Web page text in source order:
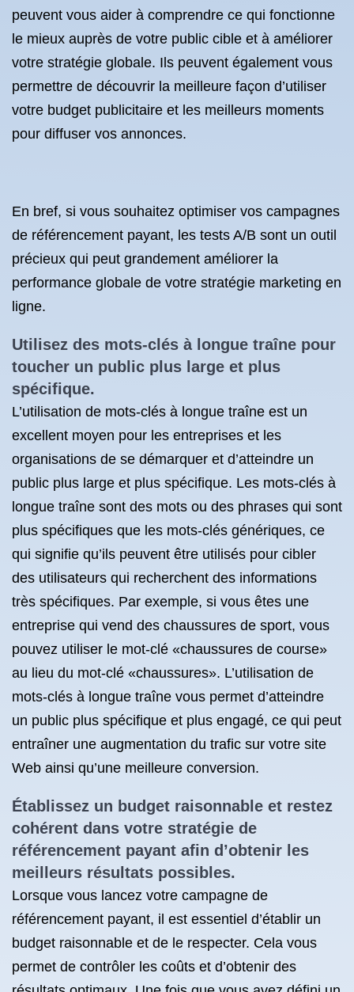
peuvent vous aider à comprendre ce qui fonctionne
le mieux auprès de votre public cible et à améliorer
votre stratégie globale. Ils peuvent également vous
permettre de découvrir la meilleure façon d’utiliser
votre budget publicitaire et les meilleurs moments
pour diffuser vos annonces.
En bref, si vous souhaitez optimiser vos campagnes
de référencement payant, les tests A/B sont un outil
précieux qui peut grandement améliorer la
performance globale de votre stratégie marketing en
ligne.
Utilisez des mots-clés à longue traîne pour
toucher un public plus large et plus
spécifique.
L’utilisation de mots-clés à longue traîne est un
excellent moyen pour les entreprises et les
organisations de se démarquer et d’atteindre un
public plus large et plus spécifique. Les mots-clés à
longue traîne sont des mots ou des phrases qui sont
plus spécifiques que les mots-clés génériques, ce
qui signifie qu’ils peuvent être utilisés pour cibler
des utilisateurs qui recherchent des informations
très spécifiques. Par exemple, si vous êtes une
entreprise qui vend des chaussures de sport, vous
pouvez utiliser le mot-clé «chaussures de course»
au lieu du mot-clé «chaussures». L’utilisation de
mots-clés à longue traîne vous permet d’atteindre
un public plus spécifique et plus engagé, ce qui peut
entraîner une augmentation du trafic sur votre site
Web ainsi qu’une meilleure conversion.
Établissez un budget raisonnable et restez
cohérent dans votre stratégie de
référencement payant afin d’obtenir les
meilleurs résultats possibles.
Lorsque vous lancez votre campagne de
référencement payant, il est essentiel d’établir un
budget raisonnable et de le respecter. Cela vous
permet de contrôler les coûts et d’obtenir des